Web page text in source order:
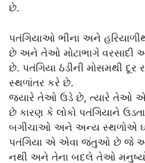
છે.
પતંગિયાઓ ભીના અને
છે અને તેઓ મોટાભાગે વરસાદી
છે. પતંગિયા ઠંડીની મોસમથી
સ્થળાંતર કરે છે.
જ્યારે તેઓ ઉડે છે, ત્યારે તેઓ
છે કારણ કે લોકો પતંગિયાને
બગીચાઓ અને અન્ય સ્થળોએ
પતંગિયા એ એવા જંતુઓ છે જે
નથી અને તેના બદલે તેઓ